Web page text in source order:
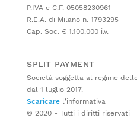
P.IVA e C.F. 05058230961
R.E.A. di Milano n. 1793295
Cap. Soc. € 1.100.000 i.v.
SPLIT PAYMENT
Società soggetta al regime
dal 1 luglio 2017.
Scaricare l’informativa
© 2020 - Tutti i diritti riservati